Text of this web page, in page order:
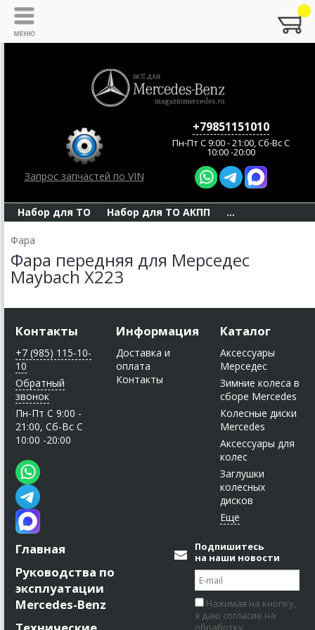
Запрос запчастей по VIN
+79851151010
Пн-Пт C 9:00 - 21:00, Сб-Вс С
10:00 -20:00
Набор для ТО Набор для ТО АКПП ...
Фара
Фара передняя для Мерседес
Maybach X223
Контакты
+7 (985) 115-10-
10
Обратный
звонок
Пн-Пт C 9:00 -
21:00, Сб-Вс С
10:00 -20:00
Информация
Доставка и
оплата
Контакты
Каталог
Аксессуары
Мерседес
Зимние колеса в
сборе Mercedes
Колесные диски
Mercedes
Аксессуары для
колес
Заглушки
колесных
дисков
Главная
Руководства по
эксплуатации
Mercedes-Benz
Подпишитесь
на наши новости
Нажимая на кнопку,
я даю согласие на